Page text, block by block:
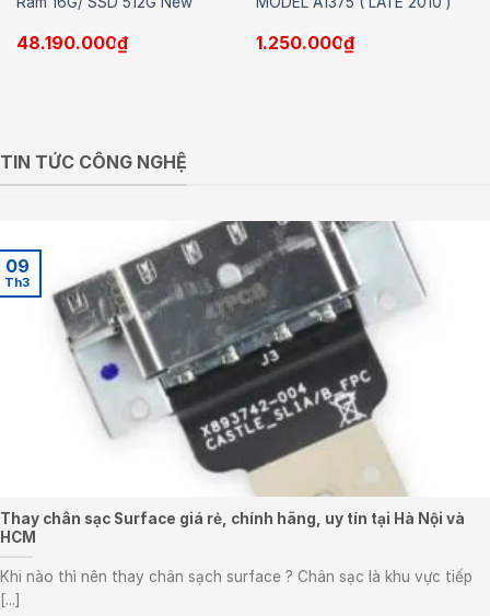
48.190.000₫ 1.250.000₫
TIN TỨC CÔNG NGHỆ
Thay chân sạc Surface giá rẻ, chính hãng, uy tín tại Hà Nội và
HCM
Khi nào thì nên thay chân sạch surface ? Chân sạc là khu vực tiếp
[...]
09
Th3